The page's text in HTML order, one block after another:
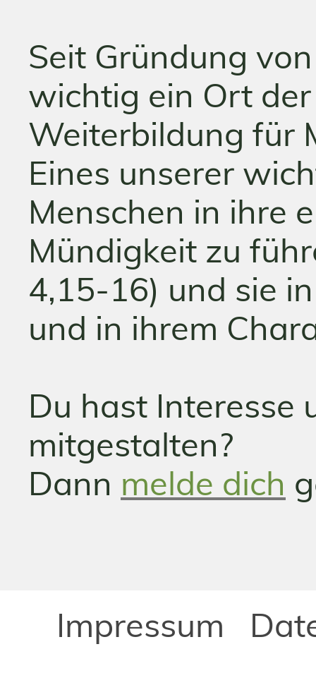
Seit Gründung
wichtig ein Ort
Weiterbildung für
Eines unserer
Menschen in ihre
Mündigkeit zu
4,15-16) und sie
und in ihrem
Du hast Interesse
mitgestalten?
Dann melde dich
Impressum